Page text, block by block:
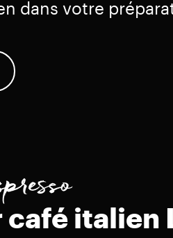
dans votre
café italien